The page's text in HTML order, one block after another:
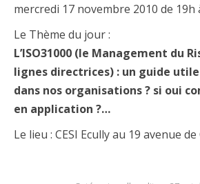
mercredi 17 novembre 2010 de 19h
Le Thème du jour :
L’ISO31000 (le Management du
lignes directrices) : un guide
dans nos organisations ? si oui
en application ?…
Le lieu : CESI Ecully au 19 avenue